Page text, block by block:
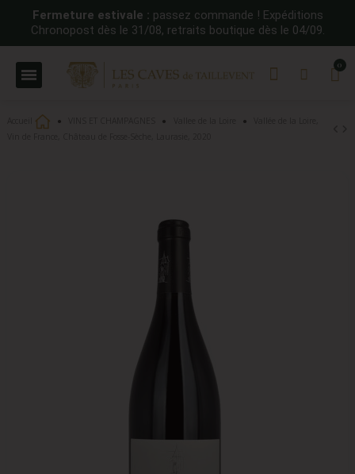
Fermeture estivale : passez commande ! Expéditions
Chronopost dès le 31/08, retraits boutique dès le 04/09.